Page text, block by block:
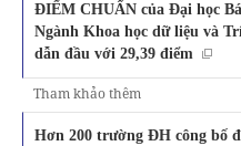
ĐIỂM CHUẨN của Đại học
Ngành Khoa học dữ liệu và
dẫn đầu với 29,39 điểm
Tham khảo thêm
Hơn 200 trường ĐH công bố